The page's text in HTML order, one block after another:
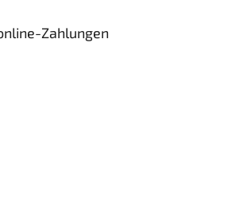
Zahlungen